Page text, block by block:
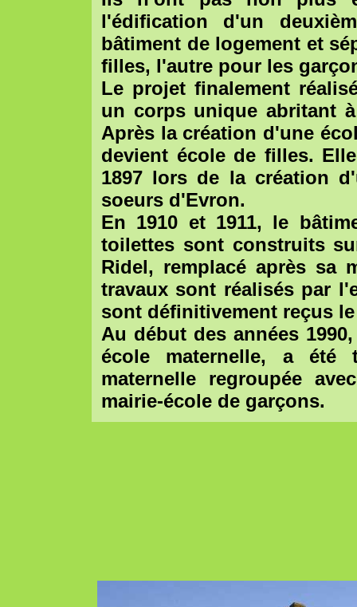
l'édification d'un
bâtiment de logement et
filles, l'autre pour les
Le projet finalement
un corps unique abritant
Après la création d'une
devient école de filles.
1897 lors de la création
soeurs d'Evron.
En 1910 et 1911, le
toilettes sont construits
Ridel, remplacé après sa
travaux sont réalisés par
sont définitivement reçus
Au début des années
école maternelle, a été
maternelle regroupée
mairie-école de garçons.